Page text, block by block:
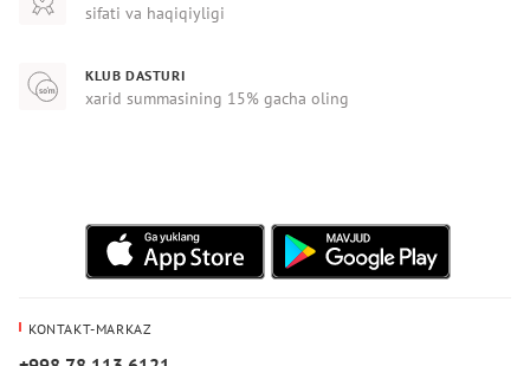
sifati va haqiqiyligi
KLUB DASTURI
xarid summasining 15% gacha oling
KONTAKT-MARKAZ